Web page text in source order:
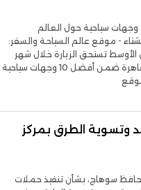
- موقع الإندبندنت: مصر ضمن أفضل 8 وجهات سياحية حول العالم
- موقع عالم السياحة والسفر:
بالشرق الأوسط تستحق الزيارة خلال شهر
أكتوبر - صحيفة The National: مدينة القاهرة ضمن أفضل 10 وجهات سياحية
وتسوية الطرق بمركز
محافظ سوهاج، بشأن تنفيذ حملات